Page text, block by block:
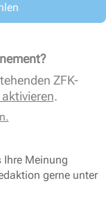
ZFK-
aktivieren.
Ihre Meinung
gerne unter